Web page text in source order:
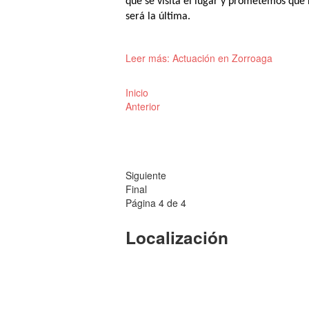
será la última.
Leer más: Actuación en Zorroaga
Inicio
Anterior
Siguiente
Final
Página 4 de 4
Localización